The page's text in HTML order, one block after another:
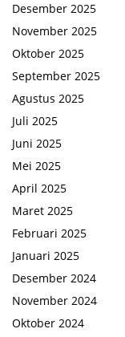
Desember 2025
November 2025
Oktober 2025
September 2025
Agustus 2025
Juli 2025
Juni 2025
Mei 2025
April 2025
Maret 2025
Februari 2025
Januari 2025
Desember 2024
November 2024
Oktober 2024